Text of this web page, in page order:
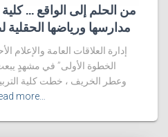
من الحلم إلى الواقع … كلية
مدارسها ورياضها الحقلية
الخطوة الأولى” في مشهدٍ
وعطر الخريف ، خطت كلية
more…